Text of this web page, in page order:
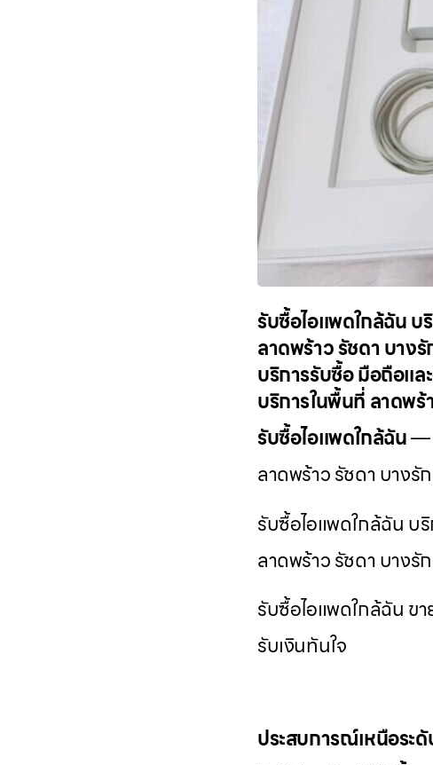
รับซื้อไอแพดใกล้ฉัน
ลาดพร้าว รัชดา บาง
บริการรับซื้อ มือถือแ
บริการในพื้นที่ ลาดพ
รับซื้อไอแพดใกล้ฉัน—
ลาดพร้าว รัชดา บาง
รับซื้อไอแพดใกล้ฉัน บ
ลาดพร้าว รัชดา บาง
รับซื้อไอแพดใกล้ฉัน ข
รับเงินทันใจ
ประสบการณ์เหนือระ